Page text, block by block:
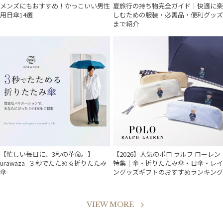
メンズにもおすすめ！かっこいい男性
用日傘14選
夏旅行の持ち物完全ガイド｜快適に楽
しむための服装・必需品・便利グッズ
まで紹介
【忙しい毎日に、3秒の革命。】
urawaza -３秒でたためる折りたたみ
傘-
【2026】人気のポロ ラルフ ローレン
特集｜傘・折りたたみ傘・日傘・レイ
ングッズギフトのおすすめランキング
VIEW MORE